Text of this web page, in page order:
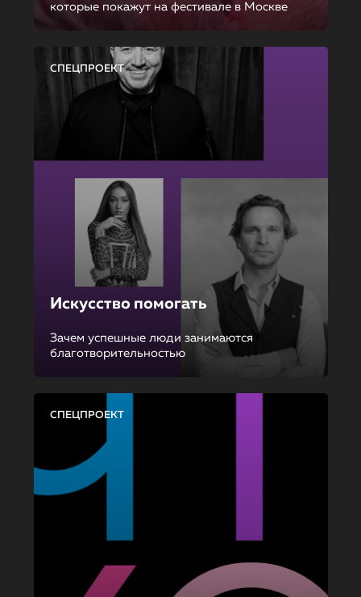
которые покажут на фестивале в Москве
СПЕЦПРОЕКТ
Искусство помогать
Зачем успешные люди занимаются
благотворительностью
СПЕЦПРОЕКТ